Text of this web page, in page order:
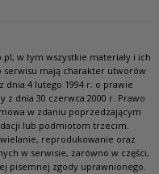
w tym wszystkie materiały i ich
serwisu mają charakter utworów
4 lutego 1994 r. o prawie
dnia 30 czerwca 2000 r. Prawo
w zdaniu poprzedzającym
lub podmiotom trzecim.
reprodukowanie oraz
w serwisie, zarówno w części,
pisemnej zgody uprawnionego.